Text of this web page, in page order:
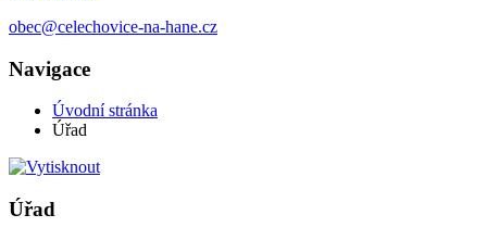
obec@celechovice-na-hane.cz
Navigace
Úvodní stránka
Úřad
Úřad